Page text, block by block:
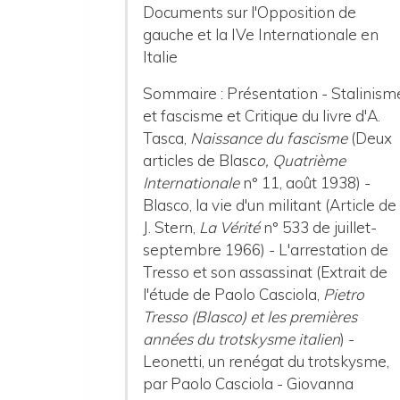
Documents sur l'Opposition de
gauche et la IVe Internationale en
Italie
Sommaire : Présentation -
et fascisme et Critique du livre d'A.
Tasca, Naissance du fascisme(Deux
articles de Blasco, Quatrième
Internationalen° 11, août 1938) -
Blasco, la vie d'un militant (Article de
J. Stern, La Véritén° 533 de juillet-
septembre 1966) - L'arrestation de
Tresso et son assassinat (Extrait de
l'étude de Paolo Casciola, Pietro
Tresso (Blasco) et les premières
années du trotskysme italien) -
Leonetti, un renégat du trotskysme,
par Paolo Casciola - Giovanna